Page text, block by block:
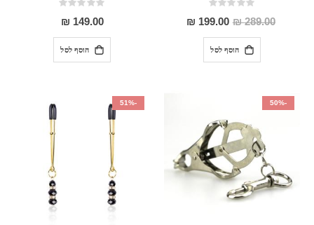
Rating:
0%
289.00 ₪
מחיר
מבצע
199.00 ₪
הוסף לסל
Rating:
0%
149.00 ₪
הוסף לסל
-50%
-51%